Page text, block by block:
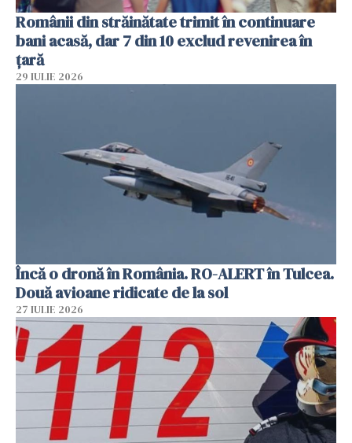
Românii din străinătate trimit în continuare
bani acasă, dar 7 din 10 exclud revenirea în
țară
29 IULIE 2026
Încă o dronă în România. RO-ALERT în Tulcea.
Două avioane ridicate de la sol
27 IULIE 2026